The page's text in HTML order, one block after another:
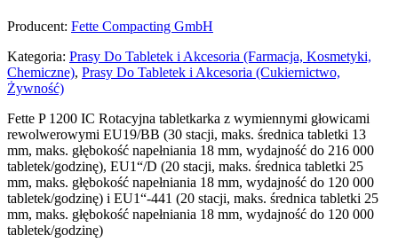
Producent: Fette Compacting GmbH
Kategoria: Prasy Do Tabletek i Akcesoria (Farmacja, Kosmetyki,
Chemiczne), Prasy Do Tabletek i Akcesoria (Cukiernictwo,
Żywność)
Fette P 1200 IC Rotacyjna tabletkarka z wymiennymi głowicami
rewolwerowymi EU19/BB (30 stacji, maks. średnica tabletki 13
mm, maks. głębokość napełniania 18 mm, wydajność do 216 000
tabletek/godzinę), EU1“/D (20 stacji, maks. średnica tabletki 25
mm, maks. głębokość napełniania 18 mm, wydajność do 120 000
tabletek/godzinę) i EU1“-441 (20 stacji, maks. średnica tabletki 25
mm, maks. głębokość napełniania 18 mm, wydajność do 120 000
tabletek/godzinę)